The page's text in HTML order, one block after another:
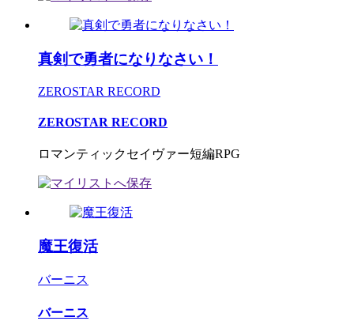
真剣で勇者になりなさい！
ZEROSTAR RECORD
ZEROSTAR RECORD
ロマンティックセイヴァー短編RPG
魔王復活
バーニス
バーニス